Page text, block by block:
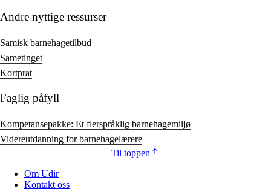
Andre nyttige ressurser
Samisk barnehagetilbud
Sametinget
Kortprat
Faglig påfyll
Kompetansepakke: Et flerspråklig barnehagemiljø
Videreutdanning for barnehagelærere
Til toppen
Om Udir
Kontakt oss